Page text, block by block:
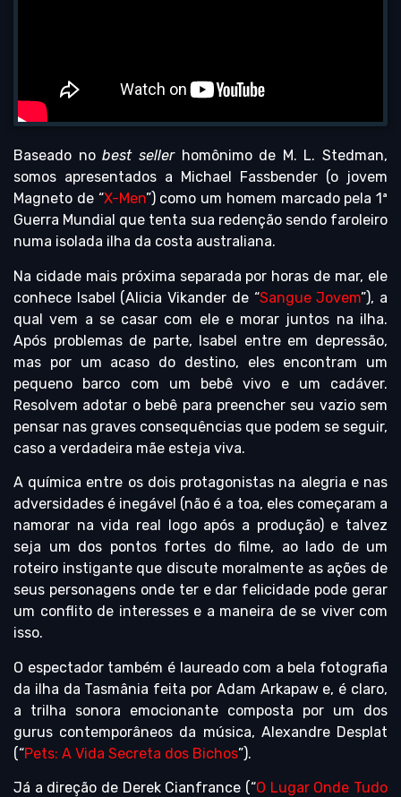
Baseado nobest sellerhomônimo de M. L. Stedman,
somos apresentados a Michael Fassbender (o jovem
Magneto de “X-Men”) como um homem marcado pela 1ª
Guerra Mundial que tenta sua redenção sendo faroleiro
numa isolada ilha da costa australiana.
Na cidade mais próxima separada por horas de mar, ele
conhece Isabel (Alicia Vikander de “Sangue Jovem”), a
qual vem a se casar com ele e morar juntos na ilha.
Após problemas de parte, Isabel entre em depressão,
mas por um acaso do destino, eles encontram um
pequeno barco com um bebê vivo e um cadáver.
Resolvem adotar o bebê para preencher seu vazio sem
pensar nas graves consequências que podem se seguir,
caso a verdadeira mãe esteja viva.
A química entre os dois protagonistas na alegria e nas
adversidades é inegável (não é a toa, eles começaram a
namorar na vida real logo após a produção) e talvez
seja um dos pontos fortes do filme, ao lado de um
roteiro instigante que discute moralmente as ações de
seus personagens onde ter e dar felicidade pode gerar
um conflito de interesses e a maneira de se viver com
isso.
O espectador também é laureado com a bela fotografia
da ilha da Tasmânia feita por Adam Arkapaw e, é claro,
a trilha sonora emocionante composta por um dos
gurus contemporâneos da música, Alexandre Desplat
(“Pets: A Vida Secreta dos Bichos”).
Já a direção de Derek Cianfrance (“O Lugar Onde Tudo